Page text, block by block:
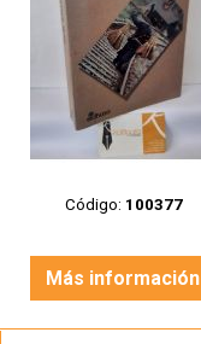
Código: 100377
Más información